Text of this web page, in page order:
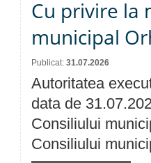
Cu privire la
municipal
Publicat: 31.07.2026
Autoritatea
data de
Consiliului
Consiliului